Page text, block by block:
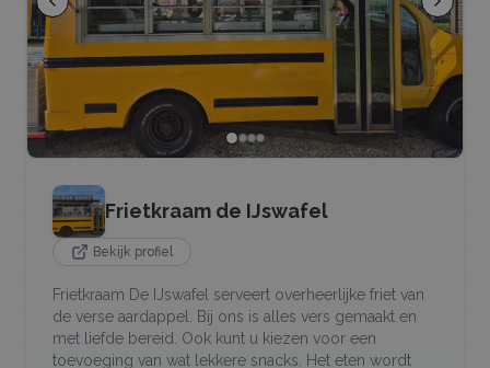
Frietkraam de IJswafel
Bekijk profiel
Frietkraam De IJswafel serveert overheerlijke friet van
de verse aardappel. Bij ons is alles vers gemaakt en
met liefde bereid. Ook kunt u kiezen voor een
toevoeging van wat lekkere snacks. Het eten wordt